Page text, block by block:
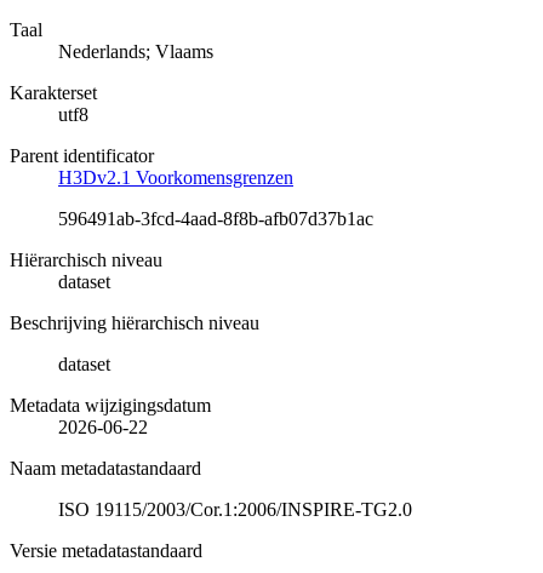
Taal
Nederlands; Vlaams
Karakterset
utf8
Parent identificator
H3Dv2.1 Voorkomensgrenzen
596491ab-3fcd-4aad-8f8b-afb07d37b1ac
Hiërarchisch niveau
dataset
Beschrijving hiërarchisch niveau
dataset
Metadata wijzigingsdatum
2026-06-22
Naam metadatastandaard
ISO 19115/2003/Cor.1:2006/INSPIRE-TG2.0
Versie metadatastandaard